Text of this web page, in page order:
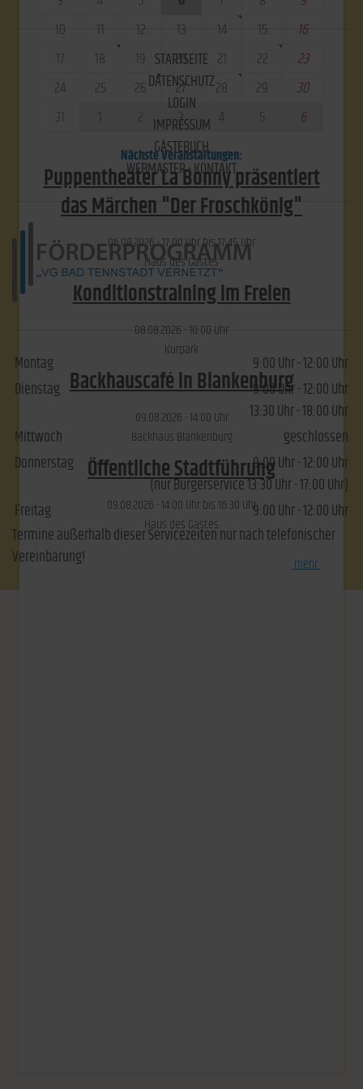
10
11 12 13 14 15
16
17
18 19 20 21 22
23
24
25 26 27 28 29
30
31
1 2 3 4 5 6
Nächste Veranstaltungen:
Puppentheater La Bonny präsentiert
das Märchen "Der Froschkönig"
06.​08.​2026 -17:00Uhr bis17:45Uhr
Haus des Gastes
Konditionstraining im Freien
08.​08.​2026 -10:00 Uhr
Kurpark
Backhauscafé in Blankenburg
09.​08.​2026 -14:00 Uhr
Backhaus Blankenburg
Öffentliche Stadtführung
09.​08.​2026 -14:00 Uhr bis16:30 Uhr
Haus des Gastes
mehr
STARTSEITE
DATENSCHUTZ
LOGIN
IMPRESSUM
GÄSTEBUCH
WEBMASTER - KONTAKT
Montag
9:00 Uhr - 12:00 Uhr
Dienstag
9:00 Uhr - 12:00 Uhr
13:30 Uhr - 18:00 Uhr
Mittwoch
geschlossen
Donnerstag
9:00 Uhr - 12:00 Uhr
(nur Bürgerservice 13:30 Uhr - 17:00 Uhr)
Freitag
9:00 Uhr - 12:00 Uhr
Termine außerhalb dieser Servicezeiten nur nach telefonischer
Vereinbarung!